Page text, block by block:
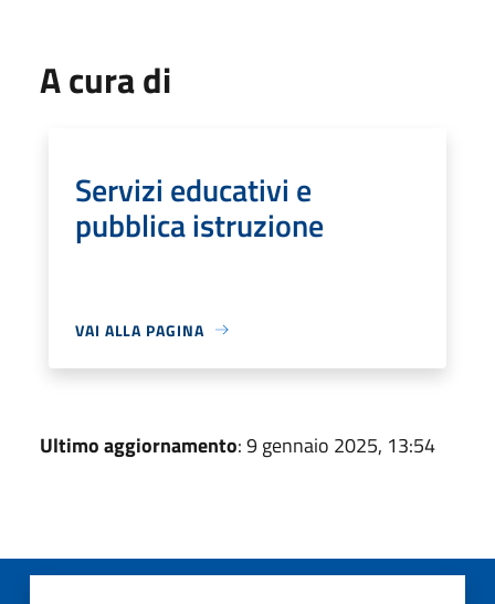
A cura di
Servizi educativi e
pubblica istruzione
VAI ALLA PAGINA
Ultimo aggiornamento: 9 gennaio 2025, 13:54